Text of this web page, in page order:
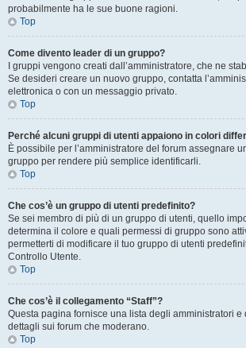
probabilmente ha le sue buone ragioni.
Top
Come divento leader di un gruppo?
I gruppi vengono creati dall’amministratore, che ne
Se desideri creare un nuovo gruppo, contatta
elettronica o con un messaggio privato.
Top
Perché alcuni gruppi di utenti appaiono in colori
È possibile per l’amministratore del forum assegnare
gruppo per rendere più semplice identificarli.
Top
Che cos’è un gruppo di utenti predefinito?
Se sei membro di più di un gruppo di utenti, quello
determina il colore e quali permessi di gruppo sono
permetterti di modificare il tuo gruppo di utenti
Controllo Utente.
Top
Che cos’è il collegamento “Staff”?
Questa pagina fornisce una lista degli amministratori
dettagli sui forum che moderano.
Top